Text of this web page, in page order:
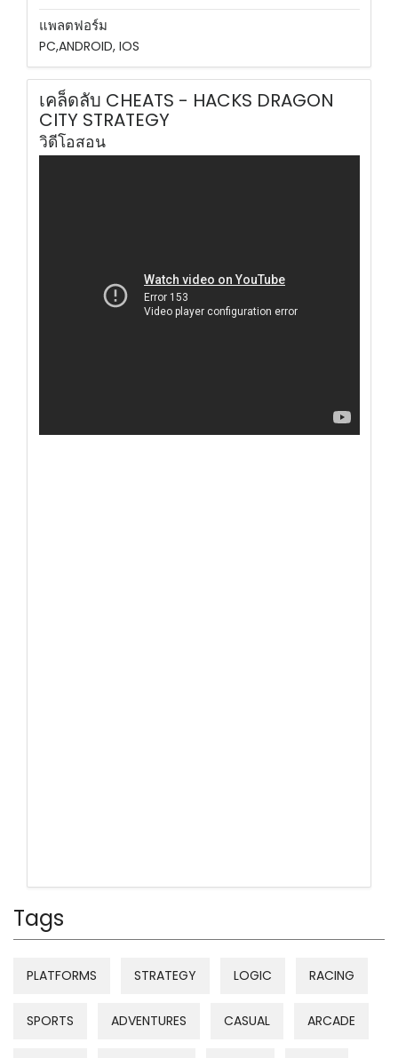
แพลตฟอร์ม
PC,ANDROID, IOS
เคล็ดลับ CHEATS - HACKS DRAGON
CITY STRATEGY
วิดีโอสอน
Tags
PLATFORMS STRATEGY LOGIC RACING
SPORTS ADVENTURES CASUAL ARCADE